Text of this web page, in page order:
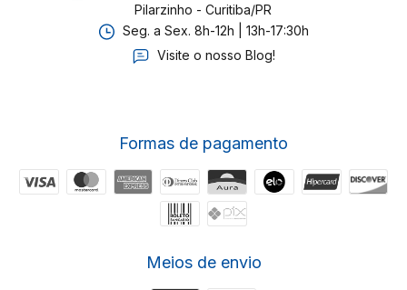
Pilarzinho - Curitiba/PR
Seg. a Sex. 8h-12h | 13h-17:30h
Visite o nosso Blog!
Formas de pagamento
Meios de envio